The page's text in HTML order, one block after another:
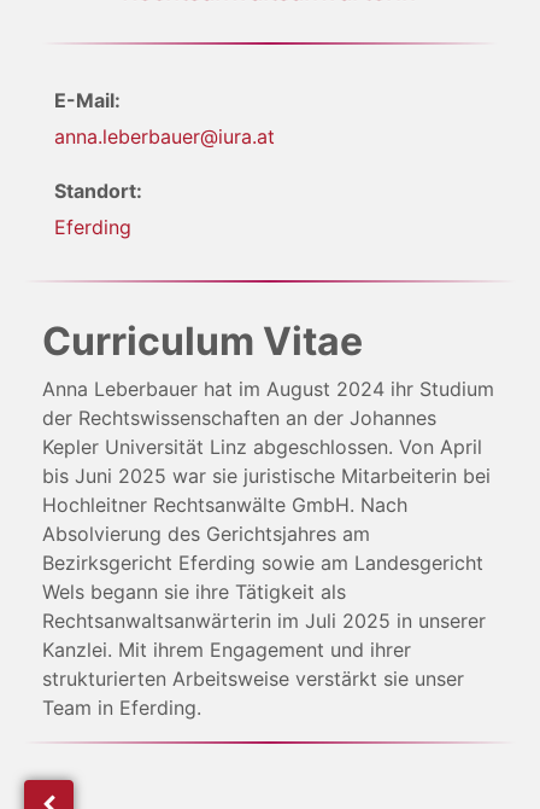
E-Mail:
anna.leberbauer@iura.at
Standort:
Eferding
Curriculum Vitae
Anna Leberbauer hat im August 2024 ihr Studium
der Rechtswissenschaften an der Johannes
Kepler Universität Linz abgeschlossen. Von April
bis Juni 2025 war sie juristische Mitarbeiterin bei
Hochleitner Rechtsanwälte GmbH. Nach
Absolvierung des Gerichtsjahres am
Bezirksgericht Eferding sowie am Landesgericht
Wels begann sie ihre Tätigkeit als
Rechtsanwaltsanwärterin im Juli 2025 in unserer
Kanzlei. Mit ihrem Engagement und ihrer
strukturierten Arbeitsweise verstärkt sie unser
Team in Eferding.